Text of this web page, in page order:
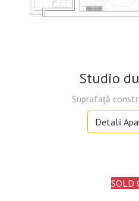
Studio
Suprafață
Detalii
SOLD